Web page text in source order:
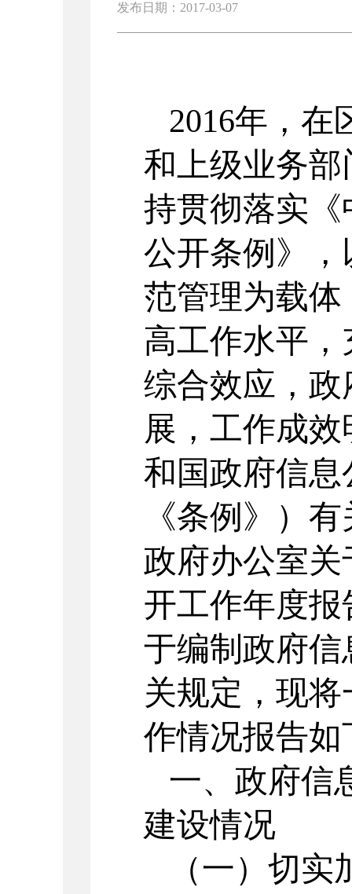
发布日期：2017-03-07
2016年，在
和上级业务
持贯彻落实
公开条例》
范管理为载
高工作水平
综合效应，
展，工作成
和国政府信
《条例》）
政府办公室关
开工作年度
于编制政府
关规定，现
作情况报告如
一、政府信
建设情况
（一）切